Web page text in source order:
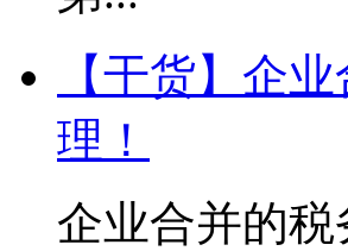
【干货】企
理！
企业合并的